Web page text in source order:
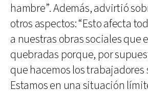
hambre”. Además, advirtió
otros aspectos: “Esto afecta
a nuestras obras sociales que
quebradas porque, por
que hacemos los trabajadores
Estamos en una situación